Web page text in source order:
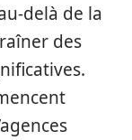
delà de la
des